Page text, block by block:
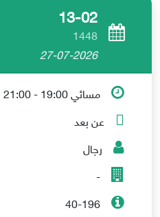
13-02
1448
27-07-2026
مسائي 19:00 - 21:00
عن بعد
رجال
-
40-196